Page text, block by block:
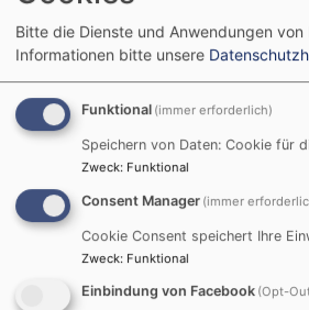
Evang.-Luth. Dekanat
83278
Tel. 0861 / 98967 -
Bitte die Dienste und Anwendungen
Informationen bitte unsere
Funktional (immer erforderlich)
Speichern von Daten: Cookie für
Zweck: Funktional
Consent Manager (immer
Cookie Consent speichert Ihre
Zweck: Funktional
Einbindung von Facebook (Opt-